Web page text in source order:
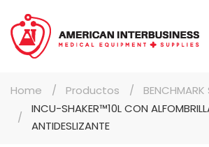
Home Productos
BENCHMARK
INCU-SHAKER™10L CON
ANTIDESLIZANTE